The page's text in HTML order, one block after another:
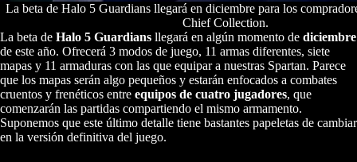
La beta de Halo 5 Guardians llegará en diciembre para los
Chief Collection.
La beta de Halo 5 Guardians llegará en algún momento de diciembre
de este año. Ofrecerá 3 modos de juego, 11 armas diferentes, siete
mapas y 11 armaduras con las que equipar a nuestras Spartan. Parece
que los mapas serán algo pequeños y estarán enfocados a combates
cruentos y frenéticos entre equipos de cuatro jugadores, que
comenzarán las partidas compartiendo el mismo armamento.
Suponemos que este último detalle tiene bastantes papeletas de cambiar
en la versión definitiva del juego.